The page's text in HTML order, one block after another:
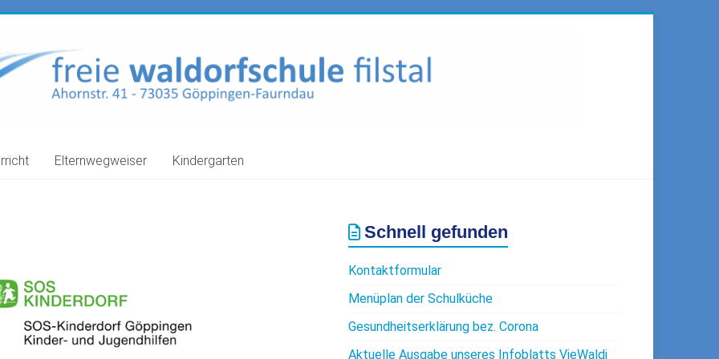
Elternwegweiser Kindergarten
Schnell gefunden
Kontaktformular
Menüplan der Schulküche
Gesundheitserklärung bez. Corona
Aktuelle Ausgabe unseres Infoblatts VieWaldi